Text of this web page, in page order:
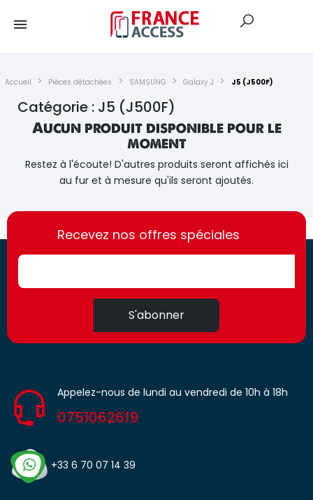
Accueil Pièces détachées SAMSUNG Galaxy J J5 (J500F)
Catégorie : J5 (J500F)
Aucun produit disponible pour le
moment
Restez à l'écoute! D'autres produits seront affichés ici
au fur et à mesure qu'ils seront ajoutés.
https://france-
access.fr
https://france-
access.fr
Recevez nos offres spéciales
S'abonner
Appelez-nous de lundi au vendredi de 10h à 18h
0751062619
+33 6 70 07 14 39